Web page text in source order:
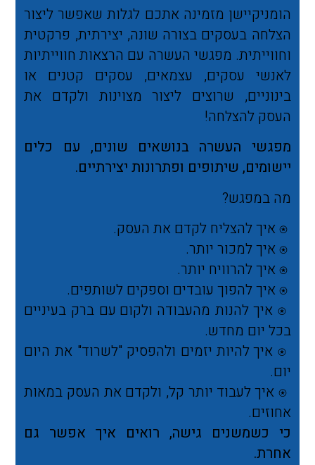
הומניקיישן מזמינה אתכם לגלות שאפשר ליצור
הצלחה בעסקים בצורה שונה, יצירתית, פרקטית
וחווייתית. מפגשי העשרה עם הרצאות חווייתיות
לאנשי עסקים, עצמאים, עסקים קטנים או
בינוניים, שרוצים ליצור מצוינות ולקדם את
העסק להצלחה!
מפגשי העשרה בנושאים שונים, עם כלים
יישומים, שיתופים ופתרונות יצירתיים.
מה במפגש?
⍟
איך להצליח לקדם את העסק.
⍟
איך למכור יותר.
⍟
איך להרוויח יותר.
⍟
איך להפוך עובדים וספקים לשותפים.
⍟
איך להנות מהעבודה ולקום עם ברק בעיניים
בכל יום מחדש.
⍟
איך להיות יזמים ולהפסיק "לשרוד" את היום
יום.
⍟
איך לעבוד יותר קל, ולקדם את העסק במאות
אחוזים.
כי כשמשנים גישה, רואים איך אפשר גם
אחרת.